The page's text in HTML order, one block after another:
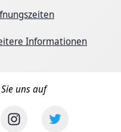
Informationen
uns auf